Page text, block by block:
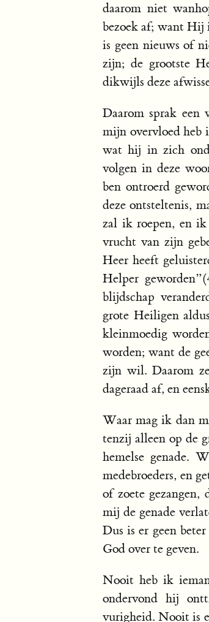
daarom niet
bezoek af; want Hij
is geen nieuws of
zijn; de grootste
dikwijls deze
Daarom sprak een
mijn overvloed heb
wat hij in zich
volgen in deze
ben ontroerd
deze ontsteltenis,
zal ik roepen, en
vrucht van zijn
Heer heeft
Helper
blijdschap
grote Heiligen
kleinmoedig
worden; want de
zijn wil. Daarom
dageraad af, en
Waar mag ik dan
tenzij alleen op de
hemelse genade.
medebroeders, en
of zoete
mij de genade
Dus is er geen
God over te geven.
Nooit heb ik
ondervond hij
vurigheid. Nooit is